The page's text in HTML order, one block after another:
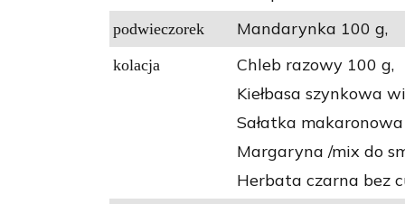
podwieczorek Mandarynka 100 g,
kolacja
Chleb razowy 100 g,
Kiełbasa szynkowa
Sałatka makaronowa
Margaryna /mix do
Herbata czarna bez